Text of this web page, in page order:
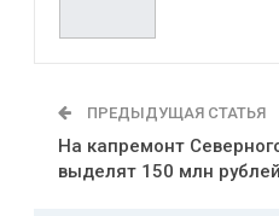
ПРЕДЫДУЩАЯ СТАТЬЯ
На капремонт
выделят 150 млн рублей